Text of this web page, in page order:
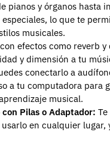
pianos y órganos hasta
lo que te
musicales.
efectos como reverb
y dimensión a tu
conectarlo a
a tu computadora para
musical.
Pilas o Adaptador:
en cualquier lugar,